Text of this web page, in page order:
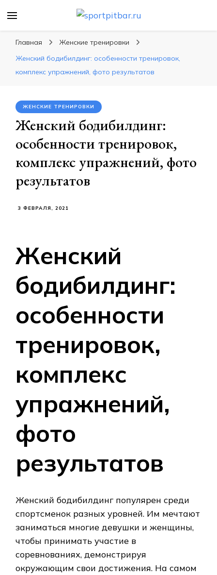
спортивных упражнения, правильные
диеты, программы тренировок
Главная
Женские тренировки
Женский бодибилдинг: особенности тренировок,
комплекс упражнений, фото результатов
ЖЕНСКИЕ ТРЕНИРОВКИ
Женский бодибилдинг:
особенности тренировок,
комплекс упражнений, фото
результатов
3 ФЕВРАЛЯ, 2021
Женский
бодибилдинг:
особенности
тренировок,
комплекс
упражнений,
фото
результатов
Женский бодибилдинг популярен среди
спортсменок разных уровней. Им мечтают
заниматься многие девушки и женщины,
чтобы принимать участие в
соревнованиях, демонстрируя
окружающим свои достижения. На самом